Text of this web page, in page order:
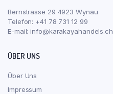
Bernstrasse 29 4923 Wynau
Telefon: +41 78 731 12 99
E-mail:info@karakayahandels.ch
ÜBER UNS
Über Uns
Impressum